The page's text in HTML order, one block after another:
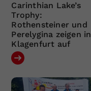
Carinthian Lake’s
Trophy:
Rothensteiner und
Perelygina zeigen in
Klagenfurt auf